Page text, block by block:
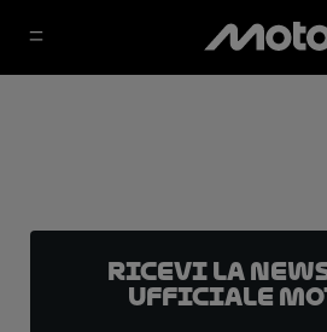
Ricevi la
ufficiale